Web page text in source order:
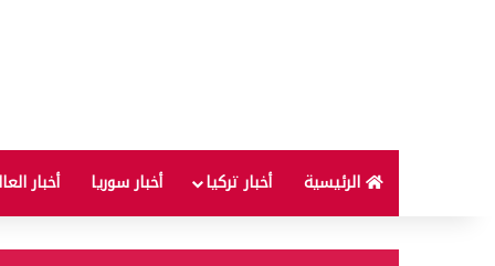
الرئيسية أخبار تركيا أخبار سوريا أخبار